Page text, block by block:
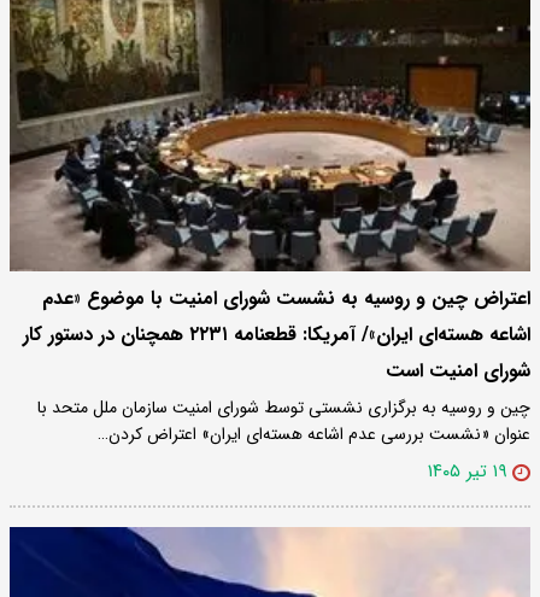
اعتراض چین و روسیه به نشست شورای امنیت با موضوع «عدم
اشاعه هسته‌ای ایران»/ آمریکا: قطعنامه ۲۲۳۱ همچنان در دستور کار
شورای امنیت است
چین و روسیه به برگزاری نشستی توسط شورای امنیت سازمان ملل متحد با
عنوان «نشست بررسی عدم اشاعه هسته‌ای ایران» اعتراض کردن…
۱۹ تیر ۱۴۰۵